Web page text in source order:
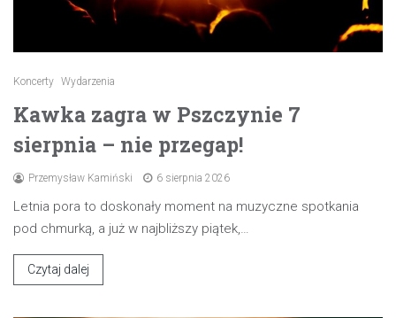
Koncerty Wydarzenia
Kawka zagra w Pszczynie 7
sierpnia – nie przegap!
Przemysław Kamiński 6 sierpnia 2026
Letnia pora to doskonały moment na muzyczne spotkania
pod chmurką, a już w najbliższy piątek,…
Czytaj dalej